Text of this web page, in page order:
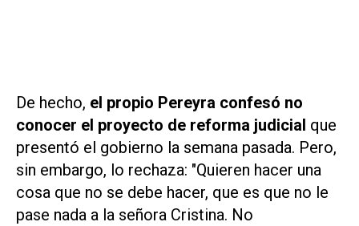
De hecho, el propio Pereyra confesó no
conocer el proyecto de reforma judicial que
presentó el gobierno la semana pasada. Pero,
sin embargo, lo rechaza: "Quieren hacer una
cosa que no se debe hacer, que es que no le
pase nada a la señora Cristina. No